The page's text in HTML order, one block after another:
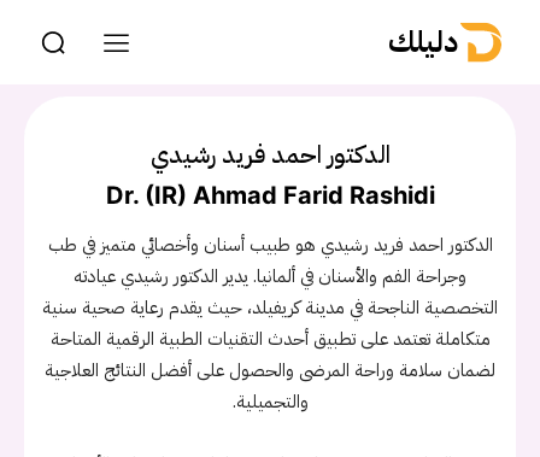
دليلك
الدكتور احمد فريد رشيدي
Dr. (IR) Ahmad Farid Rashidi
الدكتور احمد فريد رشيدي هو طبيب أسنان وأخصائي متميز في طب
وجراحة الفم والأسنان في ألمانيا. يدير الدكتور رشيدي عيادته
التخصصية الناجحة في مدينة كريفيلد، حيث يقدم رعاية صحية سنية
متكاملة تعتمد على تطبيق أحدث التقنيات الطبية الرقمية المتاحة
لضمان سلامة وراحة المرضى والحصول على أفضل النتائج العلاجية
والتجميلية.